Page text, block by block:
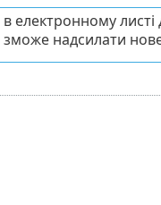
електронному
зможе надсилати